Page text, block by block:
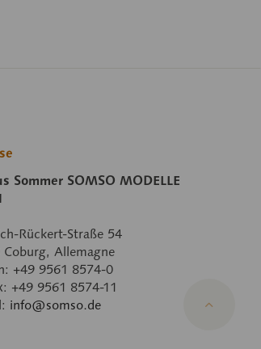
Sommer SOMSO MODELLE
Rückert-Straße 54
Coburg, Allemagne
+49 9561 8574-0
+49 9561 8574-11
info@somso.de